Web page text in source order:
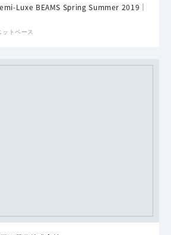
Luxe BEAMS Spring Summer 2019｜
トベース